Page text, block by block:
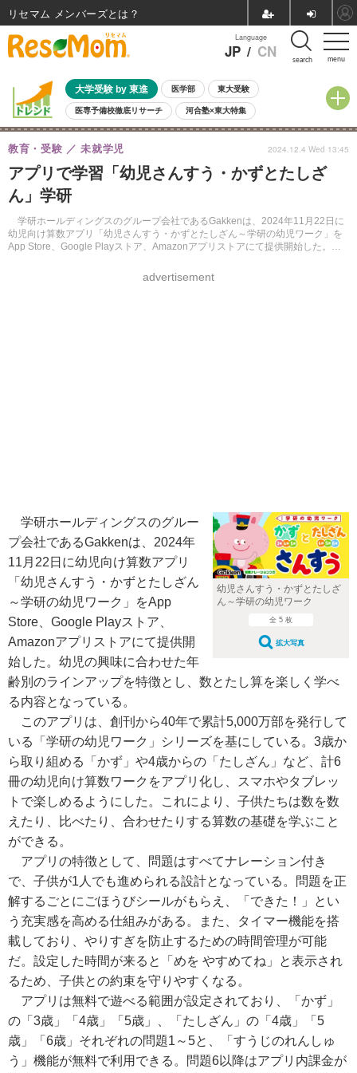
menu
Language
JP / CN search
大学受験 by 東進 医学部 東大受験
医専予備校徹底リサーチ 河合塾×東大特集
親子で考える大学選び 高校受験 中学受験 小学校受験
共通テスト 夏休み
8月開催イベント・WS 全国公立高校 過去問 人気記事
自由研究教材（小学生向け）
アプリで学習「幼児さんすう・かずとたしざ
ん」学研
学研ホールディングスのグループ会社であるGakkenは、2024年11月22日に
幼児向け算数アプリ「幼児さんすう・かずとたしざん～学研の幼児ワーク」を
App Store、Google Playストア、Amazonアプリストアにて提供開始した。幼
教育・受験 未就学児
advertisement
2024.12.4 Wed 13:45
幼児さんすう・かずとたしざ
ん～学研の幼児ワーク
全 5 枚
拡大写真
学研ホールディングスのグルー
プ会社であるGakkenは、2024年
11月22日に幼児向け算数アプリ
「幼児さんすう・かずとたしざん
～学研の幼児ワーク」をApp
Store、Google Playストア、
Amazonアプリストアにて提供開
始した。幼児の興味に合わせた年
齢別のラインアップを特徴とし、数とたし算を楽しく学べ
る内容となっている。
このアプリは、創刊から40年で累計5,000万部を発行して
いる「学研の幼児ワーク」シリーズを基にしている。3歳か
ら取り組める「かず」や4歳からの「たしざん」など、計6
冊の幼児向け算数ワークをアプリ化し、スマホやタブレッ
トで楽しめるようにした。これにより、子供たちは数を数
えたり、比べたり、合わせたりする算数の基礎を学ぶこと
ができる。
アプリの特徴として、問題はすべてナレーション付き
で、子供が1人でも進められる設計となっている。問題を正
解するごとにごほうびシールがもらえ、「できた！」とい
う充実感を高める仕組みがある。また、タイマー機能を搭
載しており、やりすぎを防止するための時間管理が可能
だ。設定した時間が来ると「めを やすめてね」と表示され
るため、子供との約束を守りやすくなる。
アプリは無料で遊べる範囲が設定されており、「かず」
の「3歳」「4歳」「5歳」、「たしざん」の「4歳」「5
歳」「6歳」それぞれの問題1～5と、「すうじのれんしゅ
う」機能が無料で利用できる。問題6以降はアプリ内課金が
リセマム メンバーズ